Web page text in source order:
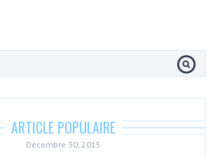
ARTICLE POPULAIRE
Décembre 30, 2015